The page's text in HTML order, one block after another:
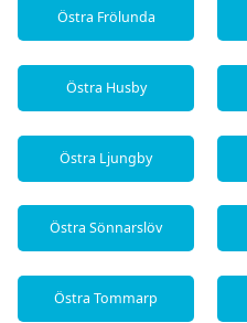
Östra Frölunda
Östra Husby
Östra Ljungby
Östra Sönnarslöv
Östra Tommarp